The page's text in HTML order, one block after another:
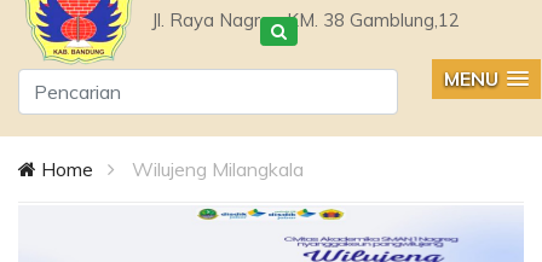
Jl. Raya Nagreg KM. 38 Gamblung,12
MENU
Home Wilujeng Milangkala